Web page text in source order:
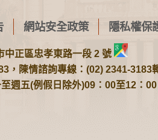
網站安全政策 隱私權保
中正區忠孝東路一段 2 號
，陳情諮詢專線：(02) 2341-3183
週五(例假日除外)09：00至12：